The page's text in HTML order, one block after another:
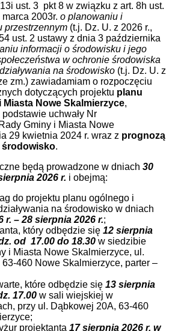
ust. 3 pkt 8 w związku z art. 8h ust.
2003r. o planowaniu i
przestrzennym (t.j. Dz. U. z 2026 r.,
ust. 2 ustawy z dnia 3 października
informacji o środowisku i jego
w ochronie środowiska
na środowisko (t.j. Dz. U. z
zm.) zawiadamiam o rozpoczęciu
dotyczących projektu planu
Nowe Skalmierzyce,
uchwały Nr
Gminy i Miasta Nowe
29 kwietnia 2024 r. wraz z prognozą
środowisko.
będą prowadzone w dniach 30
2026 r. i obejmą:
do projektu planu ogólnego i
na środowisko w dniach
r. – 28 sierpnia 2026 r.;
który odbędzie się 12 sierpnia
od 17.00 do 18.30 w siedzibie
i Miasta Nowe Skalmierzyce, ul.
63-460 Nowe Skalmierzyce, parter –
które odbędzie się 13 sierpnia
17.00 w sali wiejskiej w
przy ul. Dąbkowej 20A, 63-460
projektanta 17 sierpnia 2026 r. w